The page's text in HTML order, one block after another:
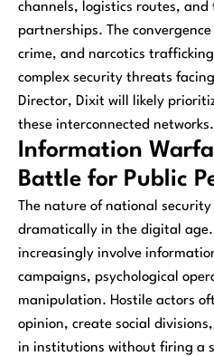
channels, logistics routes,
partnerships. The
crime, and narcotics
complex security threats
Director, Dixit will likely
these interconnected networks.
Information
Battle for Public
The nature of national
dramatically in the digital age.
increasingly involve
campaigns, psychological
manipulation. Hostile actors
opinion, create social
in institutions without firing a